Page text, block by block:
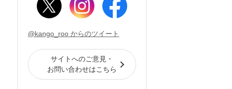
@kango_roo からのツイート
サイトへのご意見・
お問い合わせはこちら